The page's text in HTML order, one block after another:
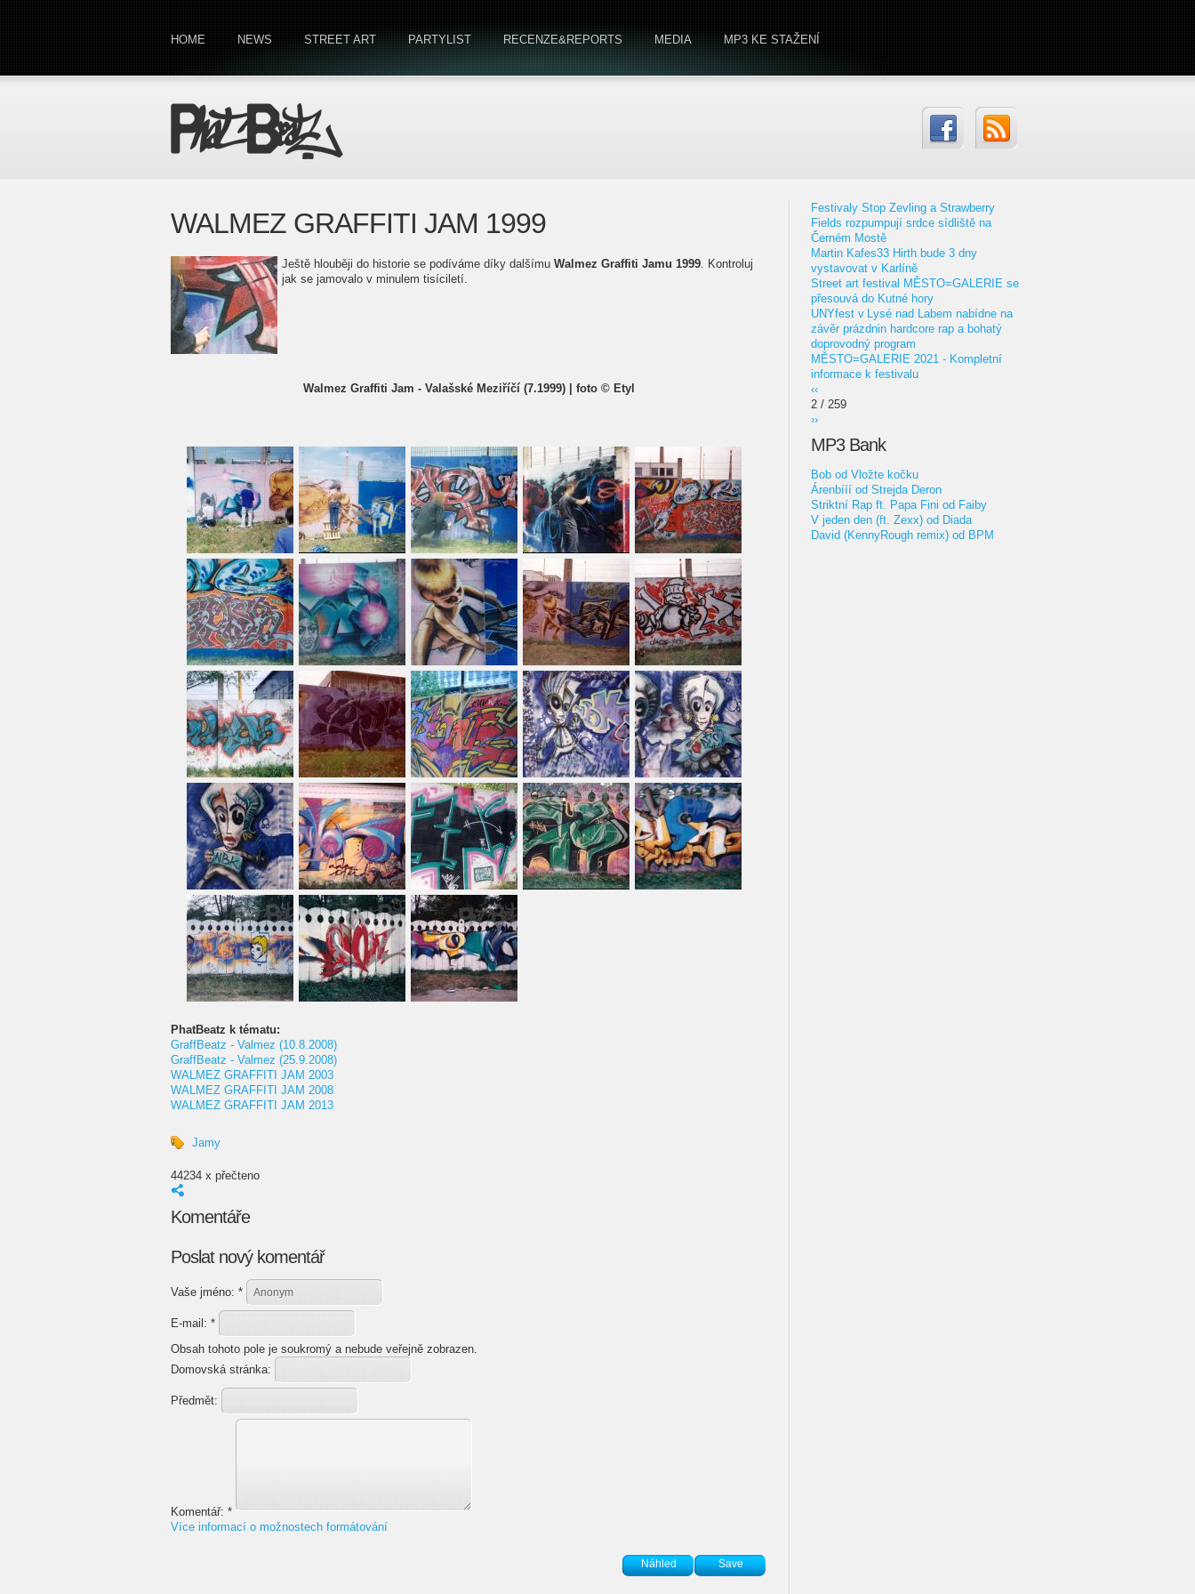
HOME NEWS STREET ART PARTYLIST RECENZE&REPORTS MEDIA MP3 KE STAŽENÍ
WALMEZ GRAFFITI JAM 1999
Ještě hlouběji do historie se podíváme díky dalšímu Walmez Graffiti Jamu 1999. Kontroluj
jak se jamovalo v minulem tisíciletí.
Walmez Graffiti Jam - Valašské Meziříčí (7.1999) | foto © Etyl
PhatBeatz k tématu:
GraffBeatz - Valmez (10.8.2008)
GraffBeatz - Valmez (25.9.2008)
WALMEZ GRAFFITI JAM 2003
WALMEZ GRAFFITI JAM 2008
WALMEZ GRAFFITI JAM 2013
Jamy
44234 x přečteno
Komentáře
Poslat nový komentář
Vaše jméno: *
E-mail: *
Obsah tohoto pole je soukromý a nebude veřejně zobrazen.
Domovská stránka:
Předmět:
Komentář: *
Více informací o možnostech formátování
Festivaly Stop Zevling a Strawberry
Fields rozpumpují srdce sídliště na
Černém Mostě
Martin Kafes33 Hirth bude 3 dny
vystavovat v Karlíně
Street art festival MĚSTO=GALERIE se
přesouvá do Kutné hory
UNYfest v Lysé nad Labem nabídne na
závěr prázdnin hardcore rap a bohatý
doprovodný program
MĚSTO=GALERIE 2021 - Kompletní
informace k festivalu
‹‹
2 / 259
››
MP3 Bank
Bob od Vložte kočku
Árenbííí od Strejda Deron
Striktní Rap ft. Papa Fini od Faiby
V jeden den (ft. Zexx) od Diada
David (KennyRough remix) od BPM